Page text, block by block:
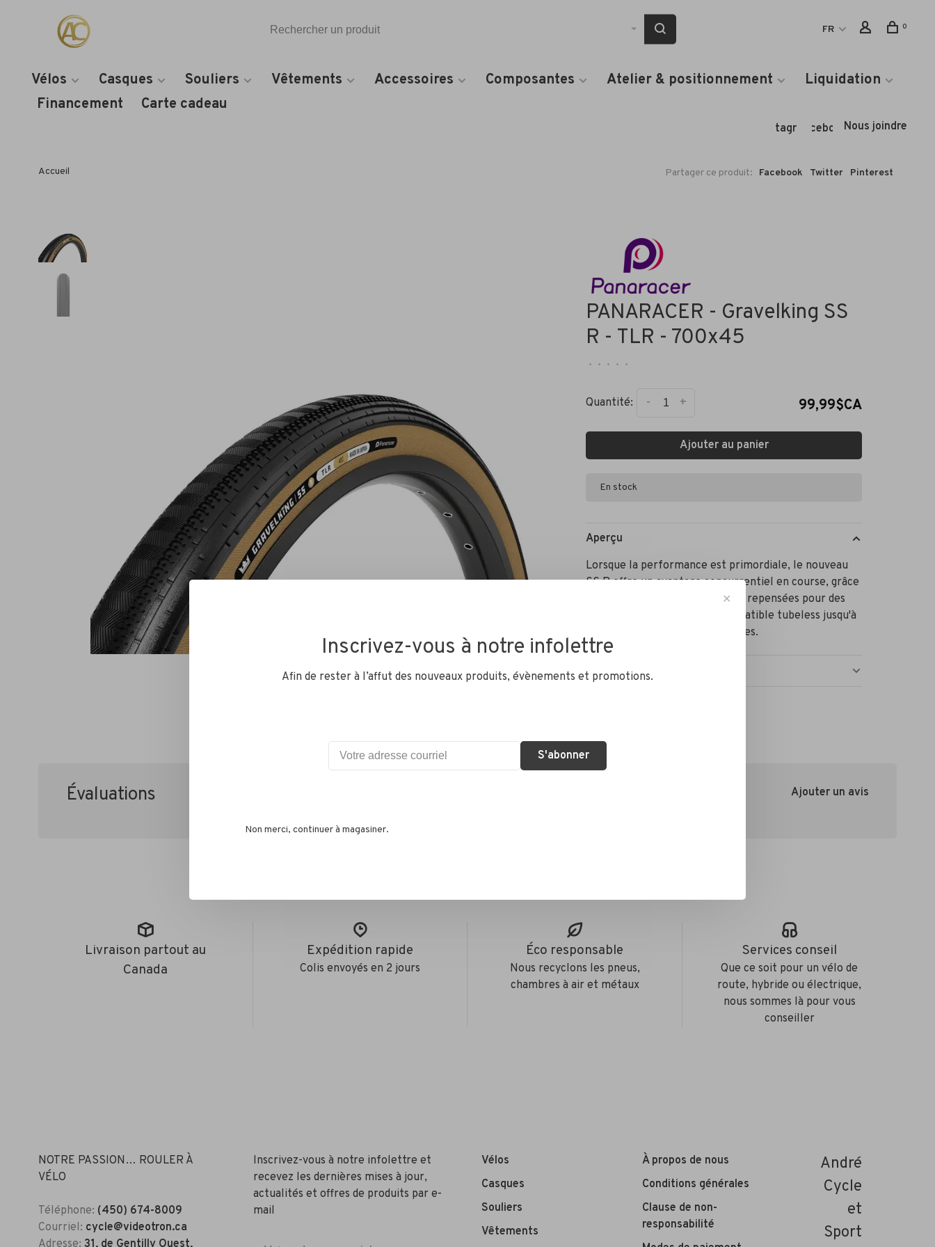
FR 0
Vélos Casques Souliers Vêtements Accessoires Composantes Atelier & positionnement
Liquidation
Financement
Carte cadeau
InstagramFacebookNous joindre
Accueil Partager ce produit: Facebook Twitter Pinterest
PANARACER - Gravelking SS
R - TLR - 700x45
• • • • •
Quantité: +
- 99,99$CA
Ajouter au panier
En stock
Aperçu
Lorsque la performance est primordiale, le nouveau
SS R offre un avantage concurrentiel en course, grâce
à sa carcasse et sa construction repensées pour des
performances optimales. Compatible tubeless jusqu'à
60 PSI sur la plupart des modèles.
Details
Évaluations Ajouter un avis
Livraison partout au
Canada
Expédition rapide
Colis envoyés en 2 jours
Éco responsable
Nous recyclons les pneus,
chambres à air et métaux
Services conseil
Que ce soit pour un vélo de
route, hybride ou électrique,
nous sommes là pour vous
conseiller
NOTRE PASSION… ROULER À
VÉLO
Téléphone: (450) 674-8009
Courriel: cycle@videotron.ca
Adresse: 31, de Gentilly Ouest,
Inscrivez-vous à notre infolettre et
recevez les dernières mises à jour,
actualités et offres de produits par e-
mail
Vélos
Casques
Souliers
Vêtements
À propos de nous
Conditions générales
Clause de non-
responsabilité
André
Cycle
et
Sport
✕
Inscrivez-vous à notre infolettre
Afin de rester à l’affut des nouveaux produits, évènements et promotions.
S'abonner
Non merci, continuer à magasiner.